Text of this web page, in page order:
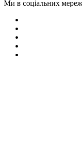
Ми в соціальних